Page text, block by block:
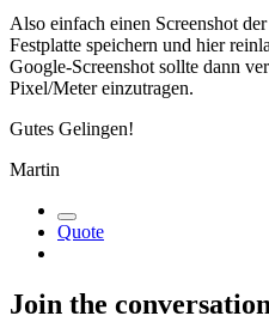
Also einfach einen Screenshot
Festplatte speichern und hier
Google-Screenshot sollte dann
Pixel/Meter einzutragen.
Gutes Gelingen!
Martin
Quote
Join the conversation